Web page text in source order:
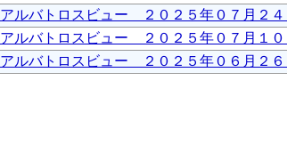
アルバトロスビュー ２０２５年０７月２
アルバトロスビュー ２０２５年０７月１０
アルバトロスビュー ２０２５年０６月２６